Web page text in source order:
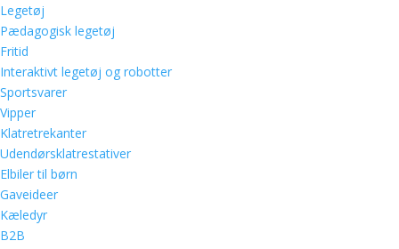
Legetøj
Pædagogisk legetøj
Fritid
Interaktivt legetøj og robotter
Sportsvarer
Vipper
Klatretrekanter
Udendørsklatrestativer
Elbiler til børn
Gaveideer
Kæledyr
B2B